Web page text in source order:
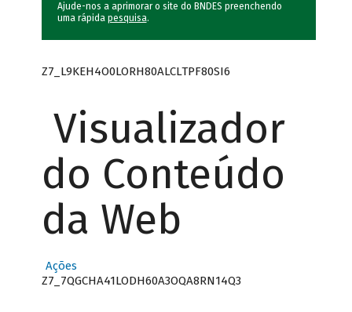
Ajude-nos a aprimorar o site do BNDES preenchendo
uma rápida pesquisa.
Z7_L9KEH4O0LORH80ALCLTPF80SI6
Visualizador
do Conteúdo
da Web
Ações
Z7_7QGCHA41LODH60A3OQA8RN14Q3